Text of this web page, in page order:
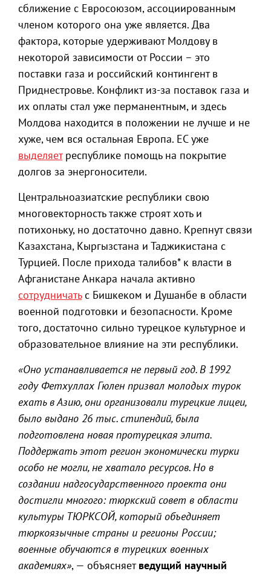
сближение с Евросоюзом, ассоциированным
членом которого она уже является. Два
фактора, которые удерживают Молдову в
некоторой зависимости от России – это
поставки газа и российский контингент в
Приднестровье. Конфликт из-за поставок газа и
их оплаты стал уже перманентным, и здесь
Молдова находится в положении не лучше и не
хуже, чем вся остальная Европа. ЕС уже
выделяетреспублике помощь на покрытие
долгов за энергоносители.
Центральноазиатские республики свою
многовекторность также строят хоть и
потихоньку, но достаточно давно. Крепнут связи
Казахстана, Кыргызстана и Таджикистана с
Турцией. После прихода талибов* к власти в
Афганистане Анкара начала активно
сотрудничатьс Бишкеком и Душанбе в области
военной подготовки и безопасности. Кроме
того, достаточно сильно турецкое культурное и
образовательное влияние на эти республики.
«Оно устанавливается не первый год. В 1992
году Фетхуллах Гюлен призвал молодых турок
ехать в Азию, они организовали турецкие лицеи,
было выдано 26 тыс. стипендий, была
подготовлена новая протурецкая элита.
Поддержать этот регион экономически турки
особо не могли, не хватало ресурсов. Но в
создании надгосударственного проекта они
достигли многого: тюркский совет в области
культуры ТЮРКСОЙ, который объединяет
тюркоязычные страны и регионы России;
военные обучаются в турецких военных
академиях», — объясняетведущий научный